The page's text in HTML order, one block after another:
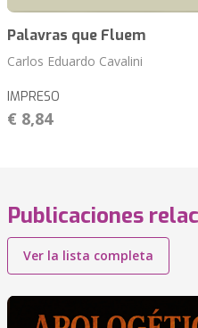
Palavras que Fluem
Carlos Eduardo Cavalini
IMPRESO
€ 8,84
Publicaciones
Ver la lista completa